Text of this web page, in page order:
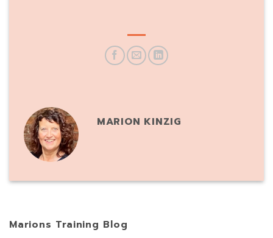
MARION KINZIG
Marions Training Blog